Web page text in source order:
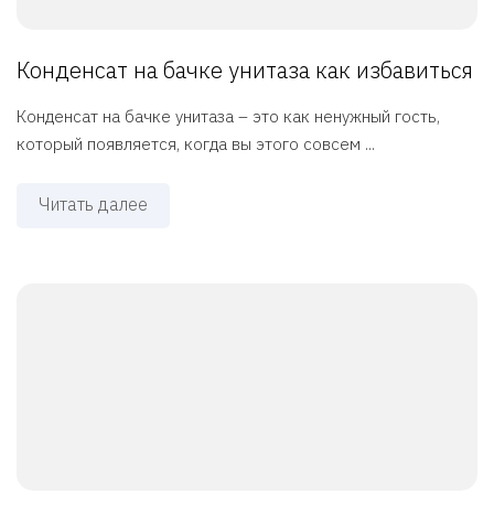
Конденсат на бачке унитаза как избавиться
Конденсат на бачке унитаза – это как ненужный гость,
который появляется, когда вы этого совсем ...
Читать далее